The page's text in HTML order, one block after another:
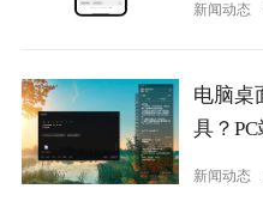
新闻动态
电脑桌
具？
新闻动态